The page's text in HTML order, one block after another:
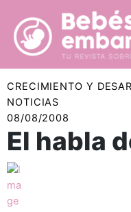
contenido
CRECIMIENTO Y
NOTICIAS
08/08/2008
El habla